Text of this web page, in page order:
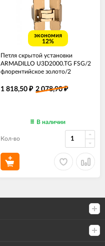
экономия
12%
Петля скрытой установки
ARMADILLO U3D2000.TG FSG/2
флорентийское золото/2
1 818,50 ₽ 2 078,90₽
В наличии
Кол-во